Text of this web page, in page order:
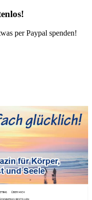
per Paypal spenden!